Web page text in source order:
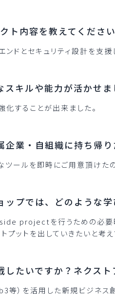
内容を教えてください
ンドとセキュリティ設計を支
キルや能力が活かせま
化することが出来ました。
業・自組織に持ち帰り
ールを即時にご用意頂けた
プでは、どのような
projectを行うための必要
プットを出していきたいと考え
たいですか？ネクスト
等）を活用した新規ビジネ